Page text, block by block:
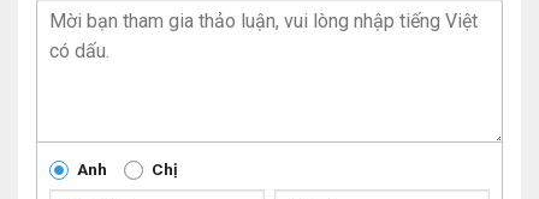
Anh Chị